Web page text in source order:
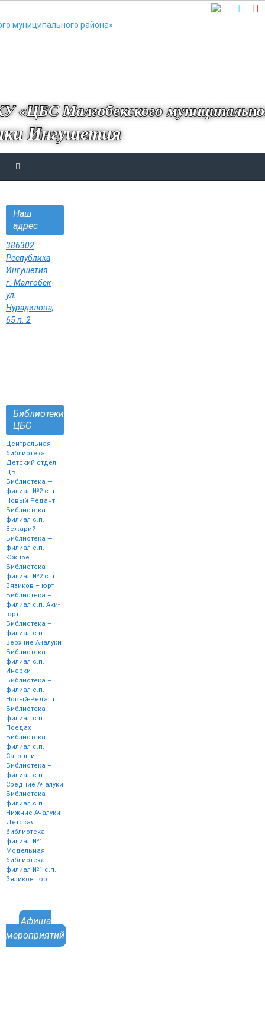
«ЦБС Малгобекского
Ингушетия
Наш
адрес
386302
Республика
Ингушетия
г. Малгобек
ул.
Нурадилова,
65 п. 2
Библиотеки
ЦБС
Центральная
библиотека
Детский отдел
ЦБ
Библиотека —
филиал №2 с.п.
Новый Редант
Библиотека —
филиал с.п.
Вежарий
Библиотека —
филиал с.п.
Южное
Библиотека –
филиал №2 с.п.
Зязиков – юрт
Библиотека –
филиал с.п. Аки-
юрт
Библиотека –
филиал с.п.
Верхние Ачалуки
Библиотека –
филиал с.п.
Инарки
Библиотека –
филиал с.п.
Новый-Редант
Библиотека –
филиал с.п.
Пседах
Библиотека –
филиал с.п.
Сагопши
Библиотека –
филиал с.п.
Средние Ачалуки
Библиотека-
филиал с.п.
Нижние Ачалуки
Детская
библиотека –
филиал №1
Модельная
библиотека —
филиал №1 с.п.
Зязиков- юрт
Афиша
мероприятий